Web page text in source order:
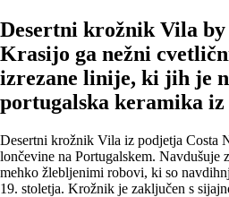
Desertni krožnik Vila by
Krasijo ga nežni
izrezane linije, ki jih je
portugalska keramika iz
Desertni krožnik Vila iz podjetja Costa
lončevine na Portugalskem.
mehko žlebljenimi robovi, ki so
19. stoletja. Krožnik je zaključen s